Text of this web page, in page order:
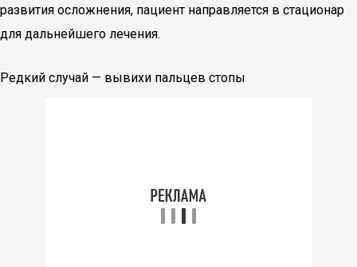
развития осложнения, пациент направляется в стационар
для дальнейшего лечения.
Редкий случай — вывихи пальцев стопы